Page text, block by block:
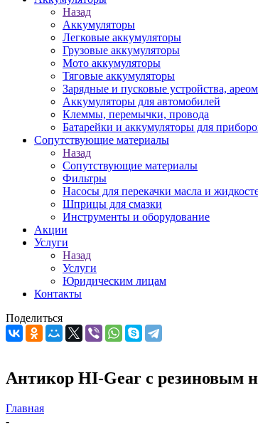
Назад
Аккумуляторы
Легковые аккумуляторы
Грузовые аккумуляторы
Мото аккумуляторы
Тяговые аккумуляторы
Зарядные и пусковые устройства,
Аккумуляторы для автомобилей
Клеммы, перемычки, провода
Батарейки и аккумуляторы для
Сопутствующие материалы
Назад
Сопутствующие материалы
Фильтры
Насосы для перекачки масла и
Шприцы для смазки
Инструменты и оборудование
Акции
Услуги
Назад
Услуги
Юридическим лицам
Контакты
Поделиться
Антикор HI-Gear с резиновым
Главная
-